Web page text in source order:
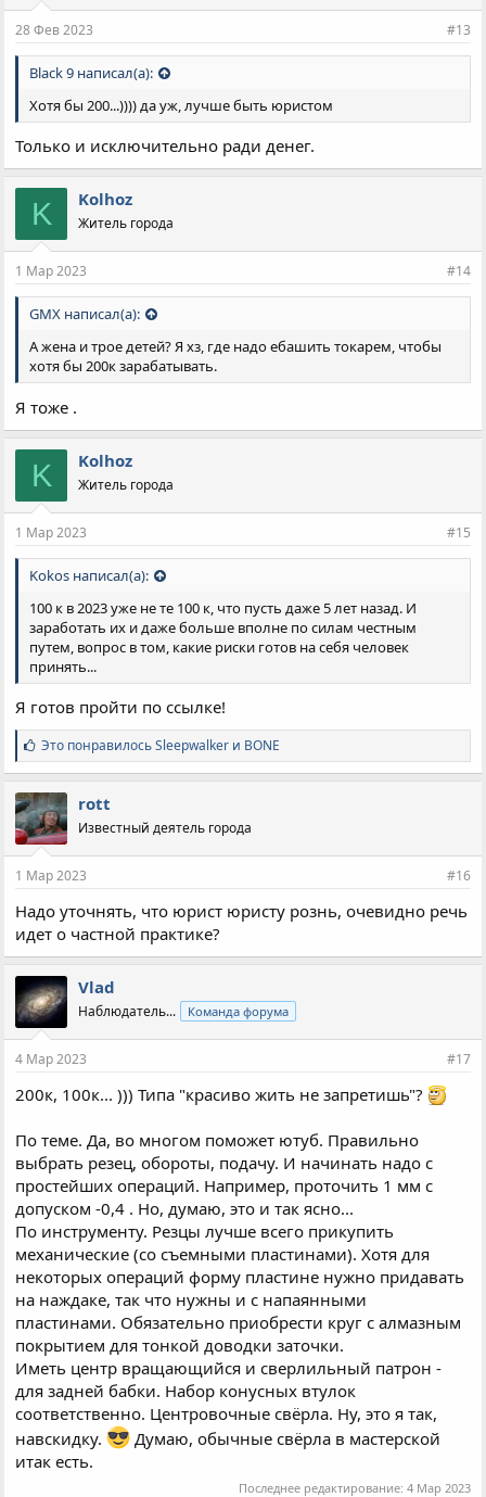
28 Фев 2023 #13
Black 9 написал(а):
Хотя бы 200...)))) да уж, лучше быть юристом
Только и исключительно ради денег.
K Kolhoz
Житель города
1 Мар 2023 #14
GMX написал(а):
А жена и трое детей? Я хз, где надо ебашить токарем, чтобы
хотя бы 200к зарабатывать.
Я тоже .
K Kolhoz
Житель города
1 Мар 2023 #15
Kokos написал(а):
100 к в 2023 уже не те 100 к, что пусть даже 5 лет назад. И
заработать их и даже больше вполне по силам честным
путем, вопрос в том, какие риски готов на себя человек
принять...
Я готов пройти по ссылке!
С
и
м
п
а
т
и
:
Это понравилосьSleepwalker и BONE
rott
Известный деятель города
1 Мар 2023 #16
Надо уточнять, что юрист юристу рознь, очевидно речь
идет о частной практике?
Vlad
Наблюдатель... Команда форума
4 Мар 2023 #17
200к, 100к... ))) Типа "красиво жить не запретишь"?
По теме. Да, во многом поможет ютуб. Правильно
выбрать резец, обороты, подачу. И начинать надо с
простейших операций. Например, проточить 1 мм с
допуском -0,4 . Но, думаю, это и так ясно...
По инструменту. Резцы лучше всего прикупить
механические (со съемными пластинами). Хотя для
некоторых операций форму пластине нужно придавать
на наждаке, так что нужны и с напаянными
пластинами. Обязательно приобрести круг с алмазным
покрытием для тонкой доводки заточки.
Иметь центр вращающийся и сверлильный патрон -
для задней бабки. Набор конусных втулок
соответственно. Центровочные свёрла. Ну, это я так,
навскидку.
Думаю, обычные свёрла в мастерской
итак есть.
Последнее редактирование: 4 Мар 2023